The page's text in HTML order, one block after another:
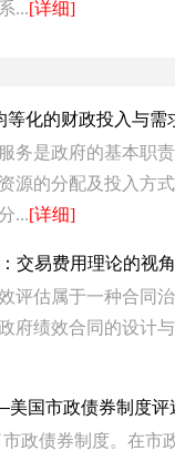
...[详细]
等化的财政投入与需
务是政府的基本职
源的分配及投入方
...[详细]
交易费用理论的
评估属于一种合同
府绩效合同的设计
国市政债券制度评
政债券制度。在